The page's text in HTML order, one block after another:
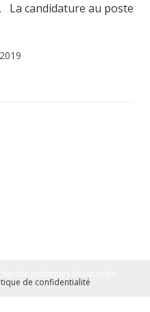
La candidature au poste
de confidentialité